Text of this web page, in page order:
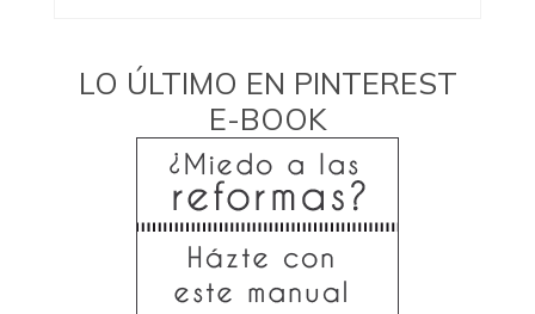
LO ÚLTIMO EN PINTEREST
E-BOOK